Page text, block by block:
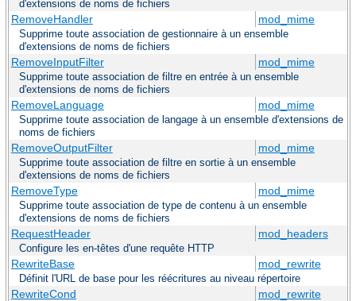
d'extensions de noms de fichiers
RemoveHandler mod_mime
Supprime toute association de gestionnaire à un ensemble
d'extensions de noms de fichiers
RemoveInputFilter mod_mime
Supprime toute association de filtre en entrée à un ensemble
d'extensions de noms de fichiers
RemoveLanguage mod_mime
Supprime toute association de langage à un ensemble d'extensions de
noms de fichiers
RemoveOutputFilter mod_mime
Supprime toute association de filtre en sortie à un ensemble
d'extensions de noms de fichiers
RemoveType mod_mime
Supprime toute association de type de contenu à un ensemble
d'extensions de noms de fichiers
RequestHeader mod_headers
Configure les en-têtes d'une requête HTTP
RewriteBase mod_rewrite
Définit l'URL de base pour les réécritures au niveau répertoire
RewriteCond mod_rewrite